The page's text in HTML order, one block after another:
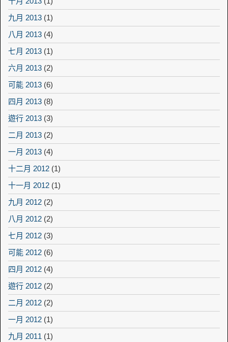
九月 2013 (1)
八月 2013 (4)
七月 2013 (1)
六月 2013 (2)
可能 2013 (6)
四月 2013 (8)
遊行 2013 (3)
二月 2013 (2)
一月 2013 (4)
十二月 2012 (1)
十一月 2012 (1)
九月 2012 (2)
八月 2012 (2)
七月 2012 (3)
可能 2012 (6)
四月 2012 (4)
遊行 2012 (2)
二月 2012 (2)
一月 2012 (1)
九月 2011 (1)